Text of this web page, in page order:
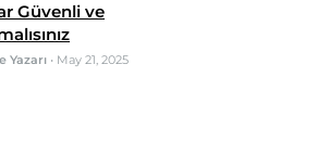
Güvenli ve
Yazarı • May 21, 2025